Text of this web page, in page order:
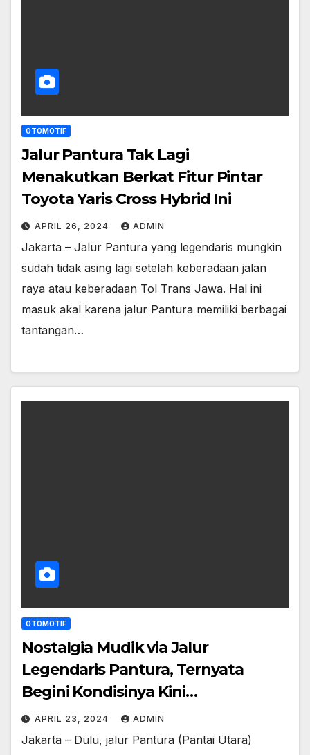
OTOMOTIF
Jalur Pantura Tak Lagi
Menakutkan Berkat Fitur Pintar
Toyota Yaris Cross Hybrid Ini
APRIL 26, 2024 ADMIN
Jakarta – Jalur Pantura yang legendaris mungkin
sudah tidak asing lagi setelah keberadaan jalan
raya atau keberadaan Tol Trans Jawa. Hal ini
masuk akal karena jalur Pantura memiliki berbagai
tantangan…
OTOMOTIF
Nostalgia Mudik via Jalur
Legendaris Pantura, Ternyata
Begini Kondisinya Kini…
APRIL 23, 2024 ADMIN
Jakarta – Dulu, jalur Pantura (Pantai Utara)